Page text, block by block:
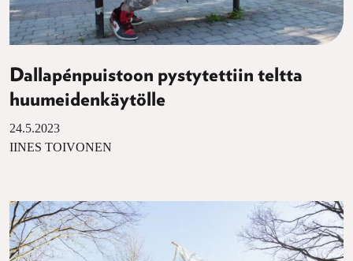
Dallapénpuistoon pystytettiin teltta
huumeidenkäytölle
24.5.2023
IINES TOIVONEN